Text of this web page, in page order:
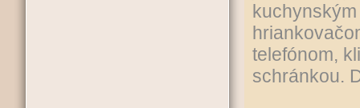
telefónom,
schránkou.